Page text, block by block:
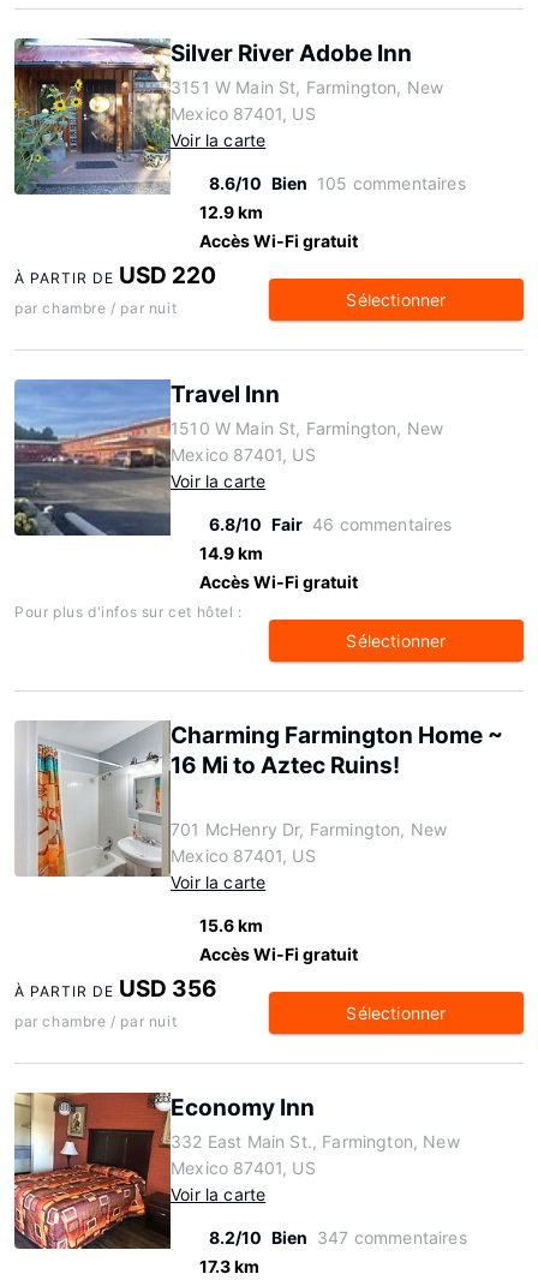
Silver River Adobe Inn
3151 W Main St, Farmington, New
Mexico 87401, US
Voir la carte
8.6/10 Bien 105 commentaires
12.9 km
Accès Wi-Fi gratuit
À PARTIR DE USD 220
par chambre / par nuit Sélectionner
Travel Inn
1510 W Main St, Farmington, New
Mexico 87401, US
Voir la carte
6.8/10 Fair 46 commentaires
14.9 km
Accès Wi-Fi gratuit
Pour plus d'infos sur cet hôtel :
Sélectionner
Charming Farmington Home ~
16 Mi to Aztec Ruins!
701 McHenry Dr, Farmington, New
Mexico 87401, US
Voir la carte
15.6 km
Accès Wi-Fi gratuit
À PARTIR DE USD 356
par chambre / par nuit Sélectionner
Economy Inn
332 East Main St., Farmington, New
Mexico 87401, US
Voir la carte
8.2/10 Bien 347 commentaires
17.3 km